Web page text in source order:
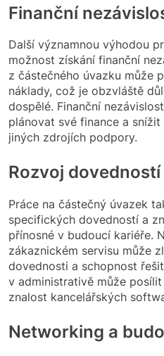
Finanční
Další významnou výhodou
možnost získání finanční
z částečného úvazku může
náklady, což je obzvláště
dospělé. Finanční
plánovat své finance a
jiných zdrojích podpory.
Rozvoj
Práce na částečný úvazek
specifických dovedností a
přínosné v budoucí kariéře.
zákaznickém servisu může
dovednosti a schopnost
v administrativě může
znalost kancelářských
Networking a